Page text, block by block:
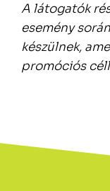
A látogatók
esemény
készülnek,
promóciós